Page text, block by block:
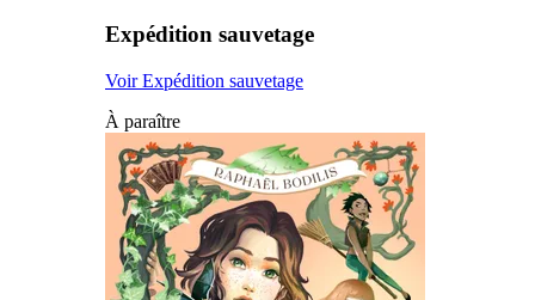
Expédition sauvetage
Voir Expédition sauvetage
À paraître